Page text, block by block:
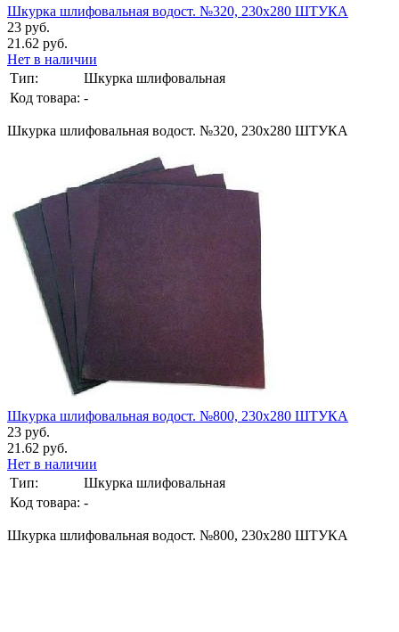
Шкурка шлифовальная водост. №320, 230х280 ШТУКА
23 руб.
21.62 руб.
Нет в наличии
Тип:
Шкурка шлифовальная
Код товара: -
Шкурка шлифовальная водост. №320, 230х280 ШТУКА
Шкурка шлифовальная водост. №800, 230х280 ШТУКА
23 руб.
21.62 руб.
Нет в наличии
Тип:
Шкурка шлифовальная
Код товара: -
Шкурка шлифовальная водост. №800, 230х280 ШТУКА